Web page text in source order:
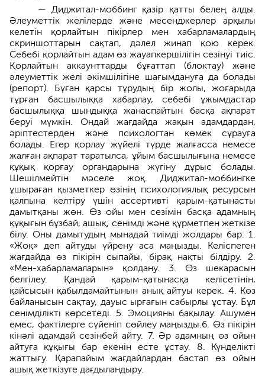
— Диджитал-моббинг қазір қатты белең алды.
Әлеуметтік желілерде және месенджерлер арқылы
келетін қорлайтын пікірлер мен хабарламалардың
скриншоттарын сақтап, дәлел жинап қою керек.
Себебі қорлайтын адам өз жауапкершілігін сезінуі тиіс.
Қорлайтын аккаунттарды бұғаттап (блоктау) және
әлеуметтік желі әкімшілігіне шағымдануға да болады
(репорт). Бұған қарсы тұрудың бір жолы, жоғарыда
тұрған басшылыққа хабарлау, себебі ұжымдастар
басшылыққа шындыққа жанаспайтын басқа ақпарат
беруі мүмкін. Ондай жағдайда жақын адамдардан,
әріптестерден және психологтан көмек сұрауға
болады. Егер қорлау жүйелі түрде жалғасса немесе
жалған ақпарат таратылса, ұйым басшылығына немесе
құқық қорғау органдарына жүгіну дұрыс болады.
Шешілмейтін мәселе жоқ. Диджитал-моббингке
ұшыраған қызметкер өзінің психологиялық ресурсын
қалпына келтіру үшін ассертивті қарым-қатынасты
дамытқаны жөн. Өз ойы мен сезімін басқа адамның
құқығын бұзбай, ашық, сенімді және құрметпен жеткізе
білу. Оны дамытудың мынадай тиімді жолдары бар: 1.
«Жоқ» деп айтуды үйрену аса маңызды. Келіспеген
жағдайда өз пікірін сыпайы, бірақ нақты білдіру. 2.
«Мен-хабарламаларын» қолдану. 3. Өз шекарасын
белгілеу. Қандай қарым-қатынасқа келісетінін,
қайсысын қабылдамайтынын анық айтуы керек. 4. Көз
байланысын сақтау, дауыс ырғағын сабырлы ұстау. Бұл
сенімділікті көрсетеді. 5. Эмоцияны бақылау. Ашумен
емес, фактілерге сүйеніп сөйлеу маңызды.6. Өз пікірін
кінәлі адамдай сезінбей айту. 7. Әр адамның өз ойын
айтуға құқығы бар екенін есте ұстау. 8. Күнделікті
жаттығу. Қарапайым жағдайлардан бастап өз ойын
ашық жеткізуге дағдыландыру.